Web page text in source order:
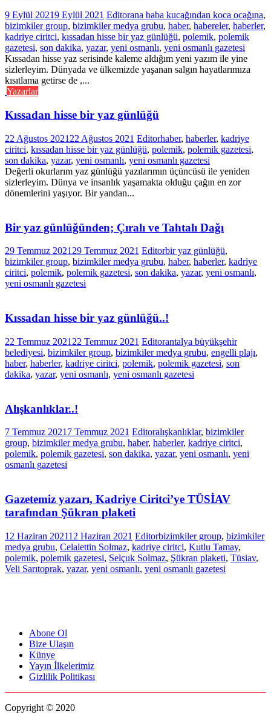
9 Eylül 20219 Eylül 2021 Editorana baba kucağından koca ocağına,
bizimkiler group, bizimkiler medya grubu, haber, habereler, haberler,
kadriye ciritci, kıssadan hisse bir yaz günlüğü, polemik, polemik
gazetesi, son dakika, yazar, yeni osmanlı, yeni osmanlı gazetesi
Kıssadan hisse yaz serisinde kaleme aldığım yeni yazım ile yine
sizlerleyim. Dünyada ve ülkemizde yaşanan salgın hayatlarımıza
kısıtlama getirse de ,...
Yazarlar
Kıssadan hisse bir yaz günlüğü
22 Ağustos 2021 22 Ağustos 2021 Editorhaber, haberler, kadriye
ciritci, kıssadan hisse bir yaz günlüğü, polemik, polemik gazetesi,
son dakika, yazar, yeni osmanlı, yeni osmanlı gazetesi
Değerli okurlarım yaz günlüğü yazılarımın üçüncüsü ile yeniden
sizlerleyim. Dünya ve insanlık yaşamakta olduğu çağın en zor
dönemlerini yaşıyor. Bir yandan...
Bir yaz günlüğünden; Çıralı ve Tahtalı Dağı
29 Temmuz 2021 29 Temmuz 2021 Editorbir yaz günlüğü,
bizimkiler group, bizimkiler medya grubu, haber, haberler, kadriye
ciritci, polemik, polemik gazetesi, son dakika, yazar, yeni osmanlı,
yeni osmanlı gazetesi
Kıssadan hisse bir yaz günlüğü..!
22 Temmuz 2021 22 Temmuz 2021 Editorantalya büyükşehir
belediyesi, bizimkiler group, bizimkiler medya grubu, engelli plajı,
haber, haberler, kadriye ciritci, polemik, polemik gazetesi, son
dakika, yazar, yeni osmanlı, yeni osmanlı gazetesi
Alışkanlıklar..!
7 Temmuz 2021 7 Temmuz 2021 Editoralışkanlıklar, bizimkiler
group, bizimkiler medya grubu, haber, haberler, kadriye ciritci,
polemik, polemik gazetesi, son dakika, yazar, yeni osmanlı, yeni
osmanlı gazetesi
Gazetemiz yazarı, Kadriye Ciritci’ye TÜSİAV
tarafından Şükran plaketi
12 Haziran 202112 Haziran 2021 Editorbizimkiler group, bizimkiler
medya grubu, Celalettin Solmaz, kadriye ciritci, Kutlu Tamay,
polemik, polemik gazetesi, Selçuk Solmaz, Şükran plaketi, Tüsiav,
Veli Sarıtoprak, yazar, yeni osmanlı, yeni osmanlı gazetesi
Abone Ol
Bize Ulaşın
Künye
Yayın İlkelerimiz
Gizlilik Politikası
Copyright © 2020